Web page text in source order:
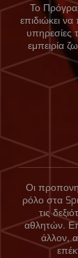
Το
επιδιώκει
υπηρεσίες
εμπειρία
Οι
ρόλο στα
τις
αθλητών.
άλλον,